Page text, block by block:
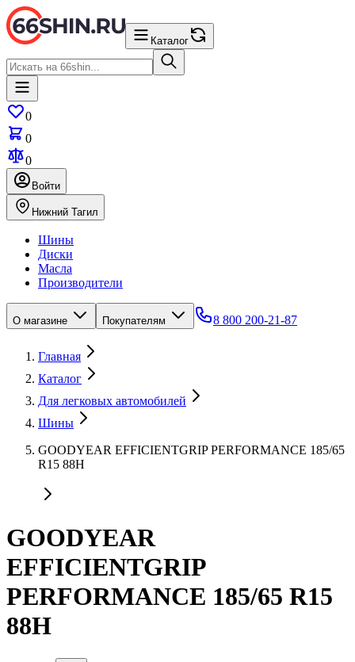
Каталог
0
0
0
Войти
Нижний Тагил
Шины
Диски
Масла
Производители
О магазине Покупателям 8 800 200-21-87
Главная
Каталог
Для легковых автомобилей
Шины
GOODYEAR EFFICIENTGRIP PERFORMANCE 185/65
R15 88H
GOODYEAR
EFFICIENTGRIP
PERFORMANCE 185/65 R15
88H